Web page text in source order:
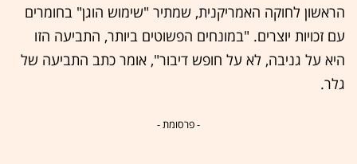
הראשון לחוקה האמריקנית, שמתיר "שימוש הוגן" בחומרים
עם זכויות יוצרים. "במונחים הפשוטים ביותר, התביעה הזו
היא על גניבה, לא על חופש דיבור", אומר כתב התביעה של
גלר.
- פרסומת -